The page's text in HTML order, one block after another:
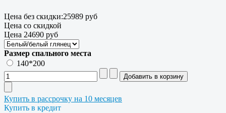
Цена без скидки:25989 руб
Цена со скидкой
Цена 24690 руб
Размер спального места
140*200
Купить в рассрочку на 10 месяцев
Купить в кредит